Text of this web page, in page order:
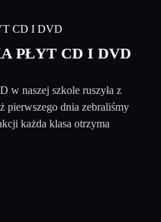
PŁYT CD I DVD
w naszej szkole ruszyła z
pierwszego dnia zebraliśmy
każda klasa otrzyma